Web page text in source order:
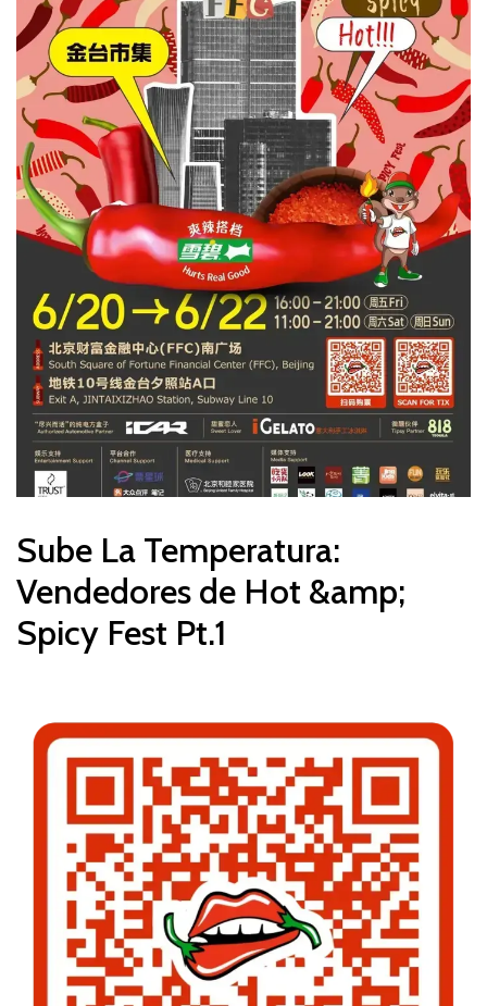
Sube La Temperatura:
Vendedores de Hot &amp;
Spicy Fest Pt.1